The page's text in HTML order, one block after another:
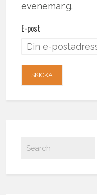
evenemang.
E-post